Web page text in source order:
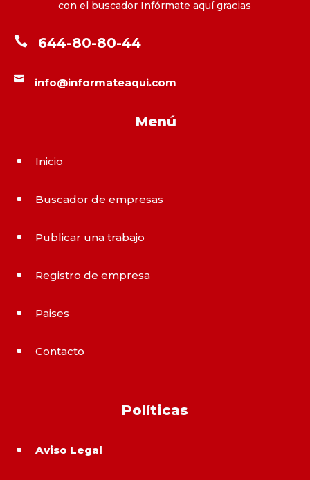
con el buscador Infórmate aquí gracias
 644-80-80-44
 info@informateaqui.com
Menú
^ Inicio
^ Buscador de empresas
^ Publicar una trabajo
^ Registro de empresa
^ Paises
^ Contacto
Políticas
^ Aviso Legal